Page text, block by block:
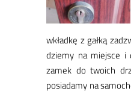
wkład­kę z gał­ką
dzie­my na miej­sce i
za­mek do two­ich
po­sia­da­my na